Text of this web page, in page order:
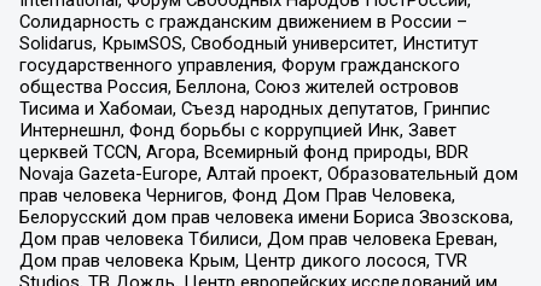
Солидарность с гражданским движением в России –
Solidarus, КрымSOS, Свободный университет, Институт
государственного управления, Форум гражданского
общества Россия, Беллона, Союз жителей островов
Тисима и Хабомаи, Съезд народных депутатов, Гринпис
Интернешнл, Фонд борьбы с коррупцией Инк, Завет
церквей TCCN, Агора, Всемирный фонд природы, BDR
Novaja Gazeta-Europe, Алтай проект, Образовательный дом
прав человека Чернигов, Фонд Дом Прав Человека,
Белорусский дом прав человека имени Бориса Звозскова,
Дом прав человека Тбилиси, Дом прав человека Ереван,
Дом прав человека Крым, Центр дикого лосося, TVR